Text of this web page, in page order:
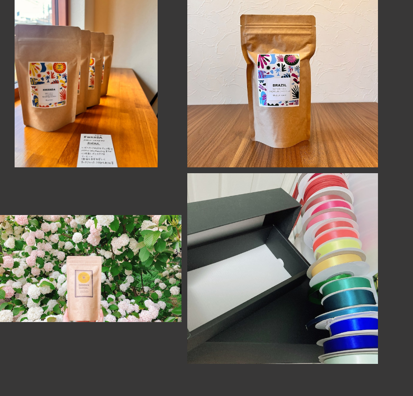
ルワンダ スカイヒル コプロカWS 【浅煎り】100g
¥980
ブラジル プレミアムショコラ【深煎り】100g
¥890
インドネシア ビンタンリマ マンデリン【中深煎り】100g
¥950
♪ギフトラッピング♪
¥300